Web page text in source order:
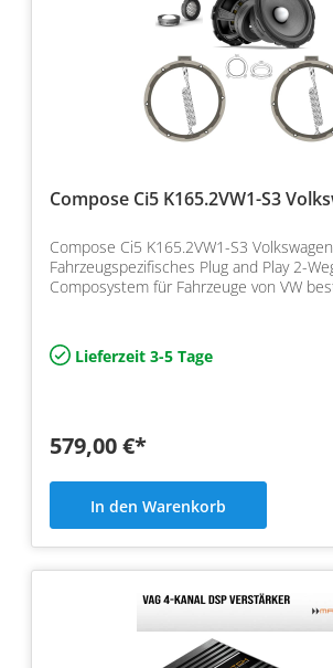
Compose Ci5 K165.2VW1-S3
Compose Ci5 K165.2VW1-S3
Fahrzeugspezifisches Plug and Play 2-
Composystem für Fahrzeuge von VW
Lieferzeit 3-5 Tage
579,00 €*
In den Warenkorb